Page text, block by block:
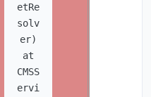
etRe
solv
er)
at
CMSS
ervi